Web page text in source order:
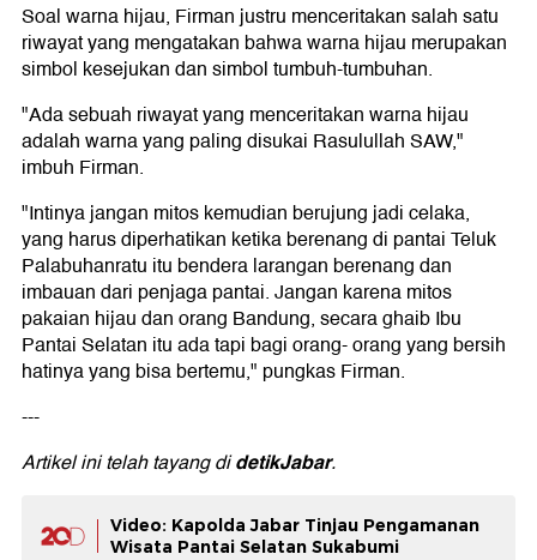
Soal warna hijau, Firman justru menceritakan salah satu
riwayat yang mengatakan bahwa warna hijau merupakan
simbol kesejukan dan simbol tumbuh-tumbuhan.
"Ada sebuah riwayat yang menceritakan warna hijau
adalah warna yang paling disukai Rasulullah SAW,"
imbuh Firman.
"Intinya jangan mitos kemudian berujung jadi celaka,
yang harus diperhatikan ketika berenang di pantai Teluk
Palabuhanratu itu bendera larangan berenang dan
imbauan dari penjaga pantai. Jangan karena mitos
pakaian hijau dan orang Bandung, secara ghaib Ibu
Pantai Selatan itu ada tapi bagi orang- orang yang bersih
hatinya yang bisa bertemu," pungkas Firman.
---
Artikel ini telah tayang didetikJabar.
Video: Kapolda Jabar Tinjau Pengamanan
Wisata Pantai Selatan Sukabumi